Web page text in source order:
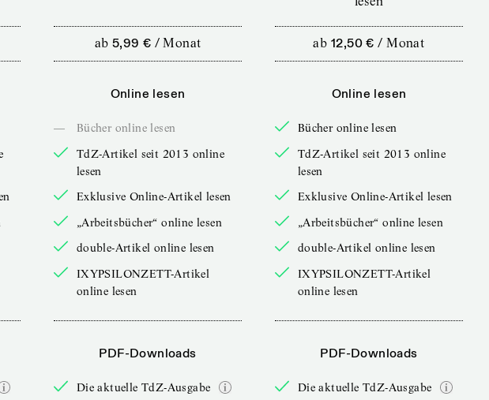
ab 5,99 € /Monat
Online lesen
—
Bücher online lesen
TdZ-Artikel seit 2013 online
lesen
Exklusive Online-Artikel lesen
„Arbeitsbücher“ online lesen
double-Artikel online lesen
IXYPSILONZETT-Artikel
online lesen
PDF-Downloads
Die aktuelle TdZ-Ausgabe
ab 12,50 € /Monat
Online lesen
Bücher online lesen
TdZ-Artikel seit 2013 online
lesen
Exklusive Online-Artikel lesen
„Arbeitsbücher“ online lesen
double-Artikel online lesen
IXYPSILONZETT-Artikel
online lesen
PDF-Downloads
Die aktuelle TdZ-Ausgabe